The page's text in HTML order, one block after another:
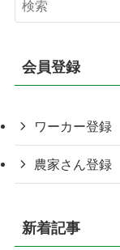
会員登録
ワーカー登録
農家さん登録
新着記事